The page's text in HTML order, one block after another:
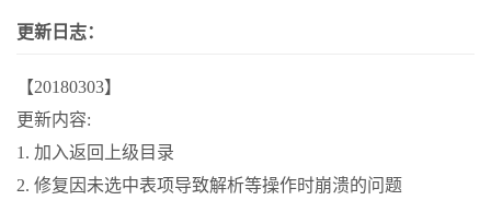
更新日志：
【20180303】
更新内容:
1. 加入返回上级目录
2. 修复因未选中表项导致解析等操作时崩溃的问题